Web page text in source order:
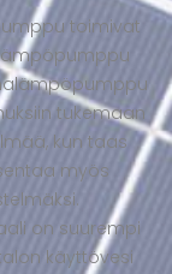
toimivat
tukemaan
kun taas
myös
on suurempi
käyttövesi